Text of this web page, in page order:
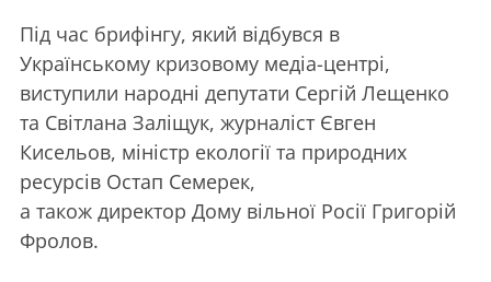
Під час брифінгу, який відбувся в
Українському кризовому медіа-центрі,
виступили народні депутати Сергій Лещенко
та Світлана Заліщук, журналіст Євген
Кисельов, міністр екології та природних
ресурсів Остап Семерек,
а також директор Дому вільної Росії Григорій
Фролов.